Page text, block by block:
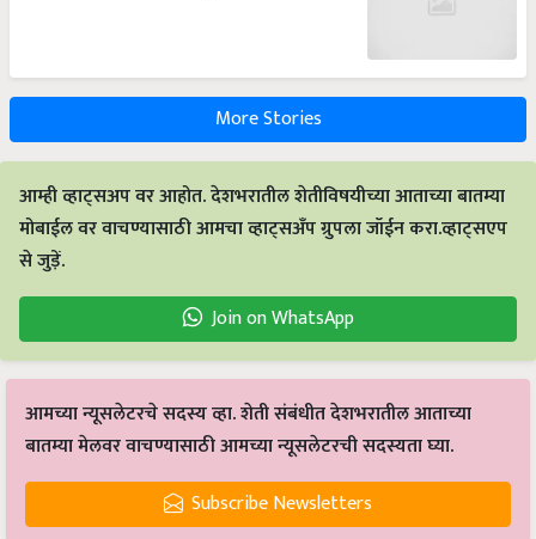
More Stories
आम्ही व्हाट्सअप वर आहोत. देशभरातील शेतीविषयीच्या आताच्या बातम्या
मोबाईल वर वाचण्यासाठी आमचा व्हाट्सअँप ग्रुपला जॉईन करा.व्हाट्सएप
से जुड़ें.
Join on WhatsApp
आमच्या न्यूसलेटरचे सदस्य व्हा. शेती संबंधीत देशभरातील आताच्या
बातम्या मेलवर वाचण्यासाठी आमच्या न्यूसलेटरची सदस्यता घ्या.
Subscribe Newsletters